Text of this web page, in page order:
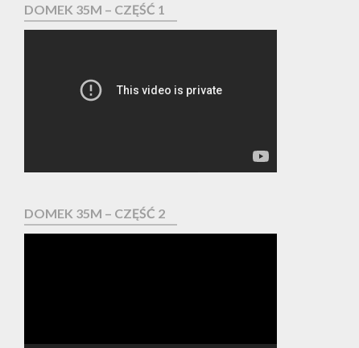
DOMEK 35M – CZĘŚĆ 1
DOMEK 35M – CZĘŚĆ 2